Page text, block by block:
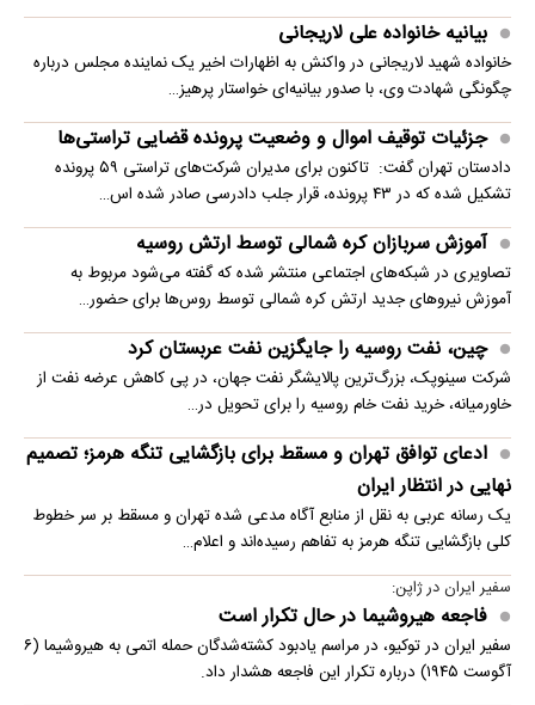
بیانیه خانواده علی لاریجانی
خانواده شهید لاریجانی در واکنش به اظهارات اخیر یک نماینده مجلس درباره
چگونگی شهادت وی، با صدور بیانیه‌ای خواستار پرهیز…
جزئیات توقیف اموال و وضعیت پرونده قضایی تراستی‌ها
دادستان تهران گفت: تاکنون برای مدیران شرکت‌های تراستی ۵۹ پرونده
تشکیل شده که در ۴۳ پرونده، قرار جلب دادرسی صادر شده اس…
آموزش سربازان کره شمالی توسط ارتش روسیه
تصاویری در شبکه‌های اجتماعی منتشر شده که گفته می‌شود مربوط به
آموزش نیروهای جدید ارتش کره شمالی توسط روس‌ها برای حضور…
چین، نفت روسیه را جایگزین نفت عربستان کرد
شرکت سینوپک، بزرگ‌ترین پالایشگر نفت جهان، در پی کاهش عرضه نفت از
خاورمیانه، خرید نفت خام روسیه را برای تحویل در…
ادعای توافق تهران و مسقط برای بازگشایی تنگه هرمز؛ تصمیم
نهایی در انتظار ایران
یک رسانه عربی به نقل از منابع آگاه مدعی شده تهران و مسقط بر سر خطوط
کلی بازگشایی تنگه هرمز به تفاهم رسیده‌اند و اعلام…
سفیر ایران در ژاپن:
فاجعه هیروشیما در حال تکرار است
سفیر ایران در توکیو، در مراسم یادبود کشته‌شدگان حمله اتمی به هیروشیما (۶
آگوست ۱۹۴۵) درباره تکرار این فاجعه هشدار داد.